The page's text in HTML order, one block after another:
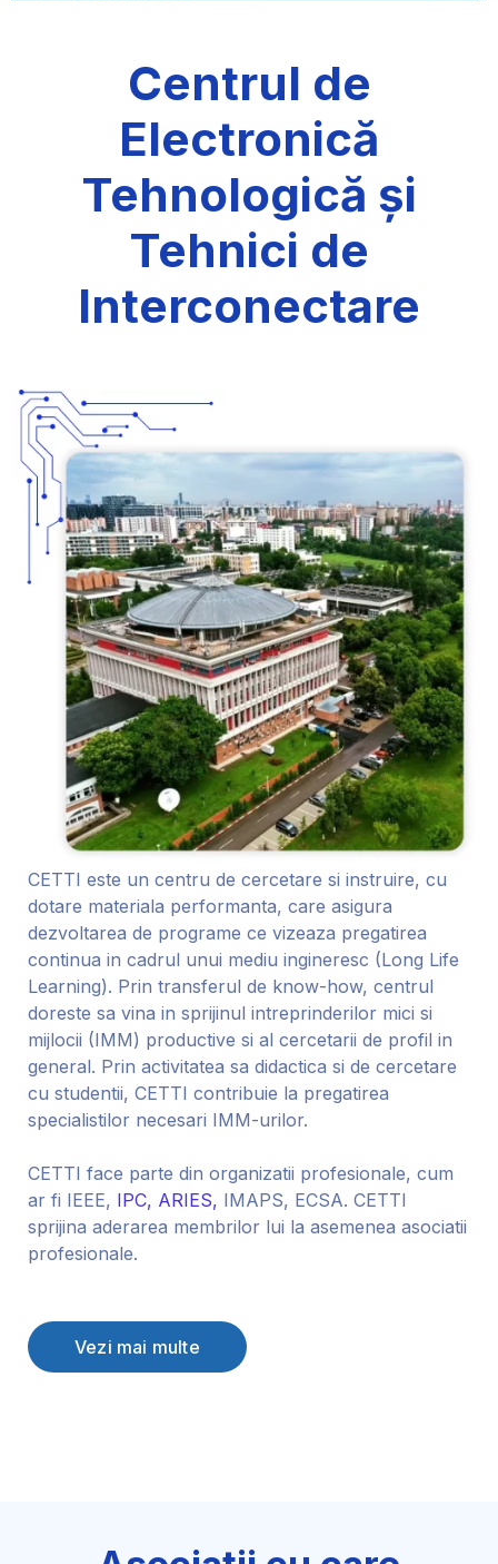
Centrul de
Electronică
Tehnologică și
Tehnici de
Interconectare
CETTI este un centru de cercetare si instruire, cu
dotare materiala performanta, care asigura
dezvoltarea de programe ce vizeaza pregatirea
continua in cadrul unui mediu ingineresc (Long Life
Learning). Prin transferul de know-how, centrul
doreste sa vina in sprijinul intreprinderilor mici si
mijlocii (IMM) productive si al cercetarii de profil in
general. Prin activitatea sa didactica si de cercetare
cu studentii, CETTI contribuie la pregatirea
specialistilor necesari IMM-urilor.
CETTI face parte din organizatii profesionale, cum
ar fi IEEE, IPC, ARIES, IMAPS, ECSA. CETTI
sprijina aderarea membrilor lui la asemenea asociatii
profesionale.
Vezi mai multe